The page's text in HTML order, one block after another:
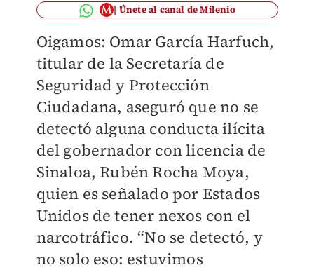
Únete al canal de Milenio
Oigamos: Omar García Harfuch,
titular de la Secretaría de
Seguridad y Protección
Ciudadana, aseguró que no se
detectó alguna conducta ilícita
del gobernador con licencia de
Sinaloa, Rubén Rocha Moya,
quien es señalado por Estados
Unidos de tener nexos con el
narcotráfico. “No se detectó, y
no solo eso: estuvimos